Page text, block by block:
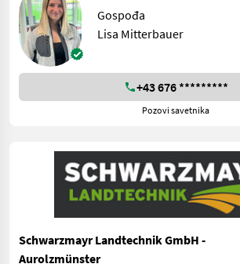
Gospođa
Lisa Mitterbauer
+43 676 *********
Pozovi savetnika
Schwarzmayr Landtechnik GmbH -
Aurolzmünster